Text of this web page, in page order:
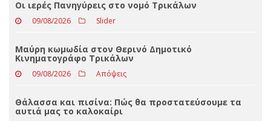
Η μεγάλη έξοδος των Τρικαλινών (και το ακόμα
μεγαλύτερο τρέξιμο των πολιτικών)
Οι ιερές Πανηγύρεις στο νομό Τρικάλων
09/08/2026 Slider
Μαύρη κωμωδία στον Θερινό Δημοτικό
Κινηματογράφο Τρικάλων